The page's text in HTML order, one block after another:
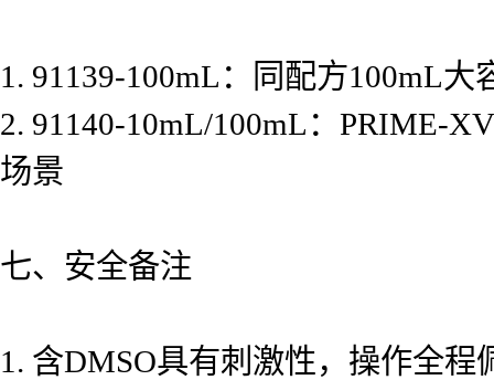
1. 91139-100mL：同配方100mL
2. 91140-10mL/100mL：PRIME-
场景
七、安全备注
1. 含DMSO具有刺激性，操作全